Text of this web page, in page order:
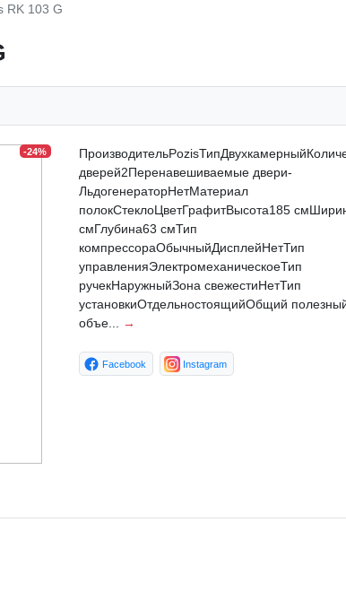
RK 103 G
-24%
дверей2Перенавешиваемые двери-
ЛьдогенераторНетМатериал
полокСтеклоЦветГрафитВысотa185
смГлубина63 смТип
компрессораОбычныйДисплейНетТип
управленияЭлектромеханическоеТип
ручекНаружныйЗона свежестиНетТип
установкиОтдельностоящийОбщий
объе...
→
Facebook Instagram